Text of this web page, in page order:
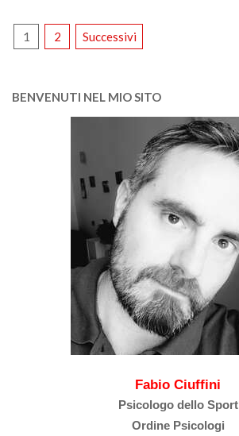
PAGINAZIONE
ARTICOLI
1 2 Successivi
BENVENUTI NEL MIO SITO
Fabio Ciuffini
Psicologo dello Sport
Ordine Psicologi